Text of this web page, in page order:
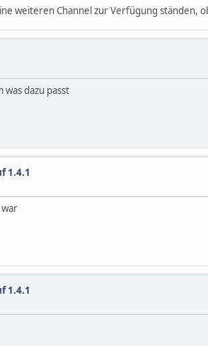
weiteren Channel zur Verfügung ständen,
dazu passt
1.4.1
1.4.1